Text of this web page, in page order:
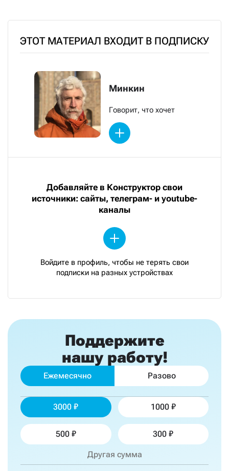
ЭТОТ МАТЕРИАЛ ВХОДИТ В ПОДПИСКУ
Минкин
Говорит, что хочет
Добавляйте в Конструктор свои
источники: сайты, телеграм- и youtube-
каналы
Войдите в профиль, чтобы не терять свои
подписки на разных устройствах
Поддержите
нашу работу!
Ежемесячно Разово
3000 1000
500 300